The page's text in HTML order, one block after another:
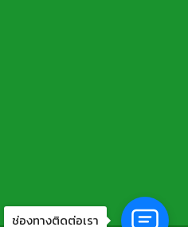
ช่องทางติดต่อเรา